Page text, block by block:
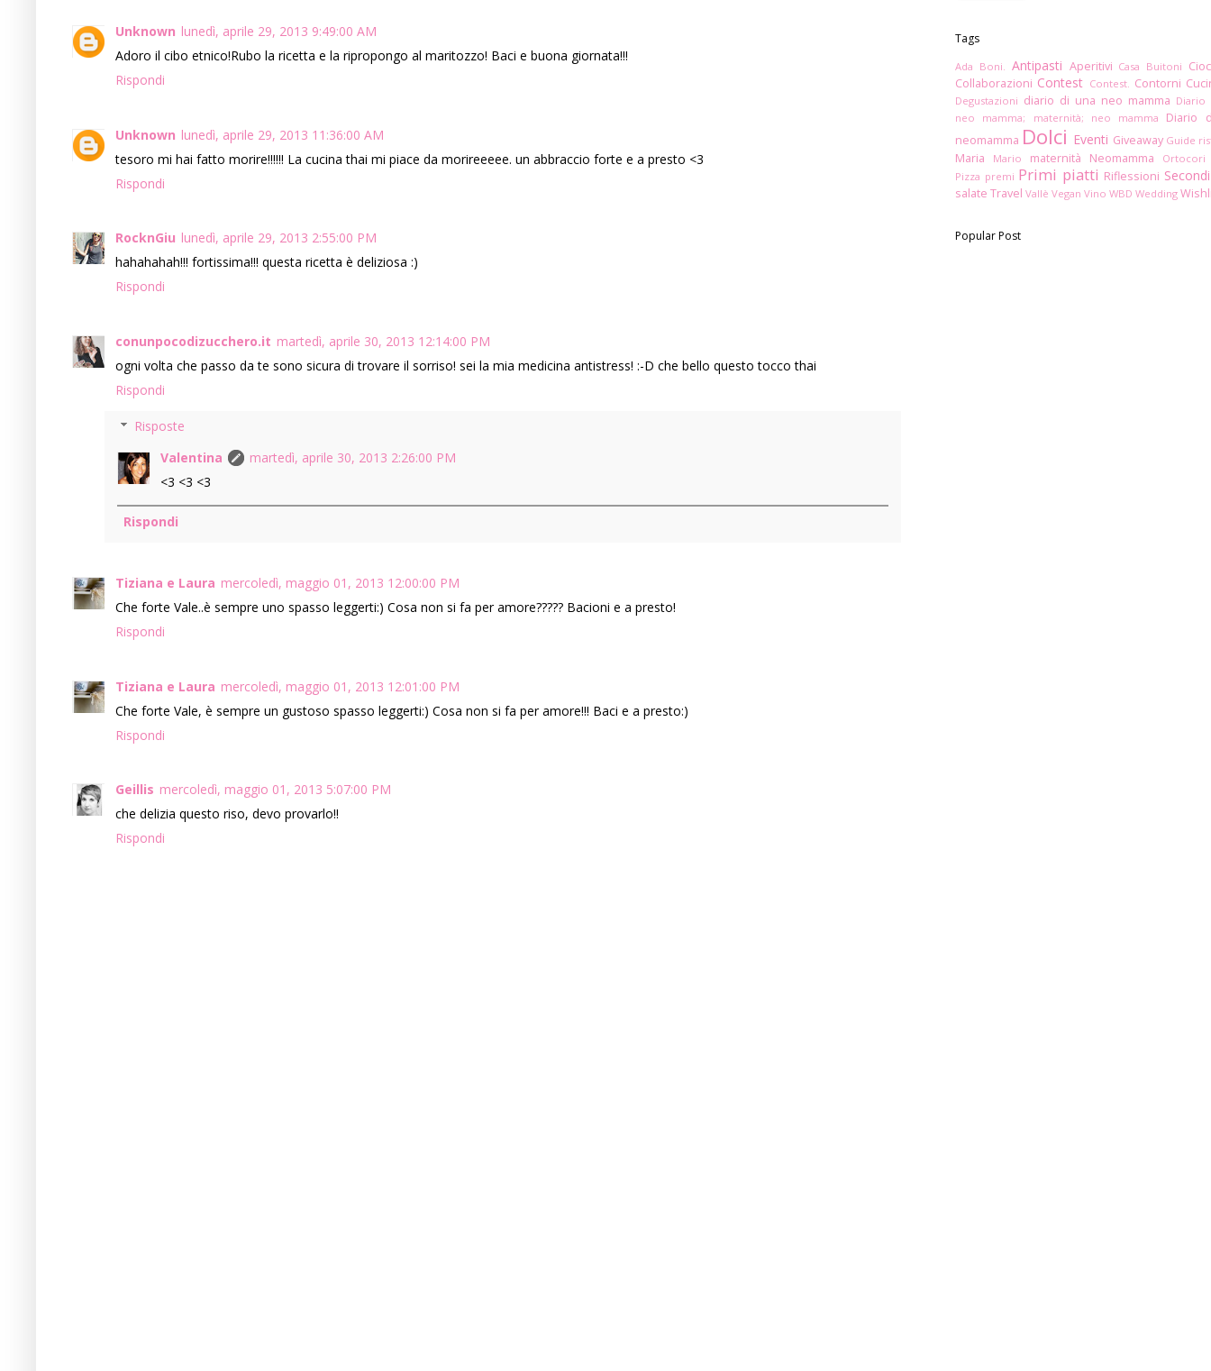
Unknown lunedì, aprile 29, 2013 9:49:00 AM
Adoro il cibo etnico!Rubo la ricetta e la ripropongo al maritozzo! Baci e buona giornata!!!
Rispondi
Unknown lunedì, aprile 29, 2013 11:36:00 AM
tesoro mi hai fatto morire!!!!!! La cucina thai mi piace da morireeeee. un abbraccio forte e a presto <3
Rispondi
RocknGiu lunedì, aprile 29, 2013 2:55:00 PM
hahahahah!!! fortissima!!! questa ricetta è deliziosa :)
Rispondi
conunpocodizucchero.it martedì, aprile 30, 2013 12:14:00 PM
ogni volta che passo da te sono sicura di trovare il sorriso! sei la mia medicina antistress! :-D che bello questo tocco thai
Rispondi
Risposte
Valentina
martedì, aprile 30, 2013 2:26:00 PM
<3 <3 <3
Rispondi
Tiziana e Laura mercoledì, maggio 01, 2013 12:00:00 PM
Che forte Vale..è sempre uno spasso leggerti:) Cosa non si fa per amore????? Bacioni e a presto!
Rispondi
Tiziana e Laura mercoledì, maggio 01, 2013 12:01:00 PM
Che forte Vale, è sempre un gustoso spasso leggerti:) Cosa non si fa per amore!!! Baci e a presto:)
Rispondi
Geillis mercoledì, maggio 01, 2013 5:07:00 PM
che delizia questo riso, devo provarlo!!
Rispondi
Tags
Ada Boni. Antipasti Aperitivi Casa Buitoni
Collaborazioni Contest Contest. Contorni
Degustazioni diario di una neo mamma Diario
neo mamma; maternità; neo mamma
Diario
neomamma Dolci Eventi Giveaway Guide
Maria Mario maternità Neomamma
Ortocori
Pizza premi Primi piatti Riflessioni Secondi
salate Travel Vallè Vegan Vino WBD Wedding
Popular Post